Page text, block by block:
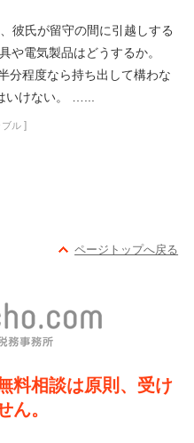
氏が留守の間に引越しする
や電気製品はどうするか。
分程度なら持ち出して構わな
いけない。 …...
ブル]
ページトップへ戻る
料相談は原則、受け
ん。